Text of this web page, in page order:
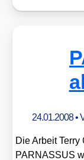
24.01.2008•
Die Arbeit
PARNASSUS